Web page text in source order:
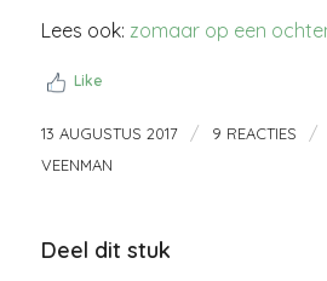
Lees ook: zomaar op een
Like
13 AUGUSTUS 2017 / 9 REACTIES /
VEENMAN
Deel dit stuk